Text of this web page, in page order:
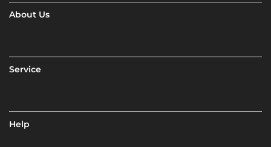
About Us
Service
Help